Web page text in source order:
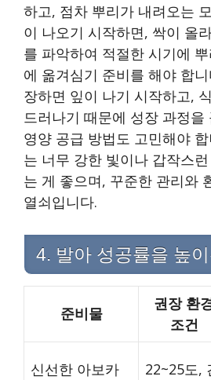
하고, 점차 뿌리가 내려오는
이 나오기 시작하면, 싹이 올
를 파악하여 적절한 시기에
에 옮겨심기 준비를 해야 합
장하면 잎이 나기 시작하고,
드러나기 때문에 성장 과정을
영양 공급 방법도 고민해야
는 너무 강한 빛이나 갑작스
는 게 좋으며, 꾸준한 관리와
열쇠입니다.
4. 발아 성공률을 높
준비물
권장 환
조건
신선한 아보카
22~25도,